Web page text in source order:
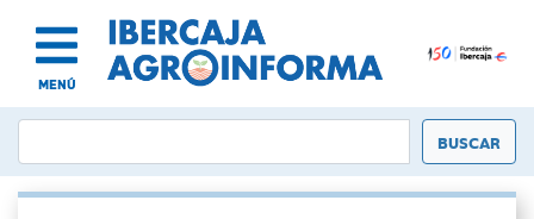
MENÚ